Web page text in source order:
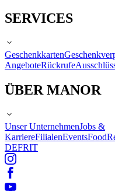
SERVICES
Geschenkkarten
AngeboteRückrufe
ÜBER MANOR
Unser UnternehmenJobs &
KarriereFilialenEventsFood
DEFRIT